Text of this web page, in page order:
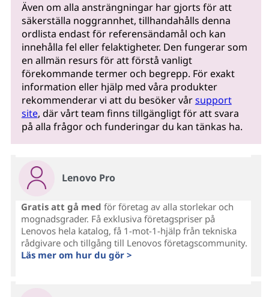
Även om alla ansträngningar har gjorts för att
säkerställa noggrannhet, tillhandahålls denna
ordlista endast för referensändamål och kan
innehålla fel eller felaktigheter. Den fungerar som
en allmän resurs för att förstå vanligt
förekommande termer och begrepp. För exakt
information eller hjälp med våra produkter
rekommenderar vi att du besöker vårsupport
site, där vårt team finns tillgängligt för att svara
på alla frågor och funderingar du kan tänkas ha.
Lenovo Pro
Gratis att gå med för företag av alla storlekar och
mognadsgrader. Få exklusiva företagspriser på
Lenovos hela katalog, få 1-mot-1-hjälp från tekniska
rådgivare och tillgång till Lenovos företagscommunity.
Läs mer om hur du gör >